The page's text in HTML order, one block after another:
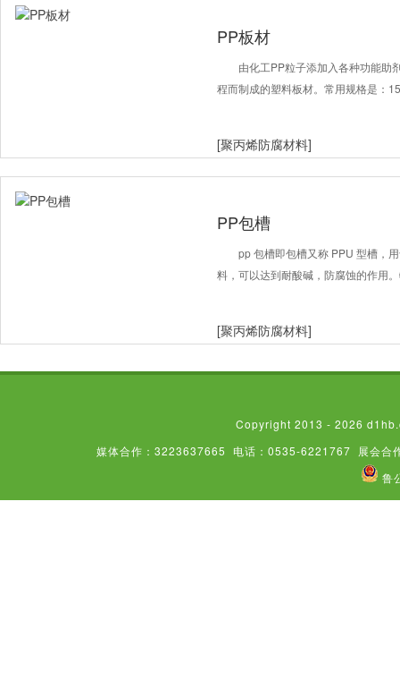
PP板材
由化工PP粒子添加入各种功能助
程而制成的塑料板材。常用规格是：
[聚丙烯防腐材料]
PP包槽
pp 包槽即包槽又称 PPU 型槽，
料，可以达到耐酸碱，防腐蚀的作用
[聚丙烯防腐材料]
Copyright 2013 - 2026
媒体合作：3223637665
电话：0535-6221767 展会合
鲁